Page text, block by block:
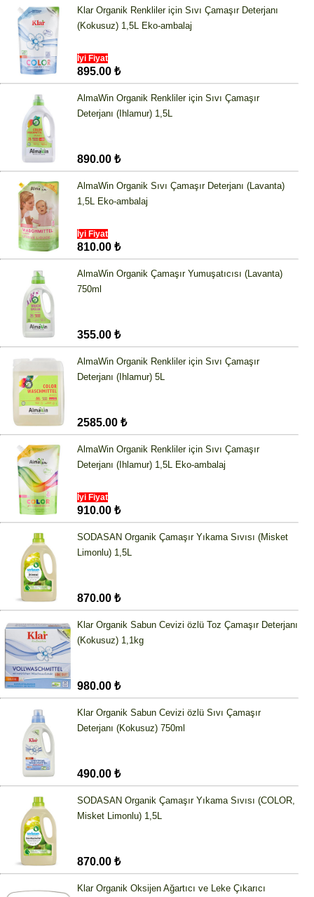
Klar Organik Renkliler için Sıvı Çamaşır Deterjanı
(Kokusuz) 1,5L Eko-ambalaj
İyi Fiyat
895.00 ₺
AlmaWin Organik Renkliler için Sıvı Çamaşır
Deterjanı (Ihlamur) 1,5L
890.00 ₺
AlmaWin Organik Sıvı Çamaşır Deterjanı (Lavanta)
1,5L Eko-ambalaj
İyi Fiyat
810.00 ₺
AlmaWin Organik Çamaşır Yumuşatıcısı (Lavanta)
750ml
355.00 ₺
AlmaWin Organik Renkliler için Sıvı Çamaşır
Deterjanı (Ihlamur) 5L
2585.00 ₺
AlmaWin Organik Renkliler için Sıvı Çamaşır
Deterjanı (Ihlamur) 1,5L Eko-ambalaj
İyi Fiyat
910.00 ₺
SODASAN Organik Çamaşır Yıkama Sıvısı (Misket
Limonlu) 1,5L
870.00 ₺
Klar Organik Sabun Cevizi özlü Toz Çamaşır Deterjanı
(Kokusuz) 1,1kg
980.00 ₺
Klar Organik Sabun Cevizi özlü Sıvı Çamaşır
Deterjanı (Kokusuz) 750ml
490.00 ₺
SODASAN Organik Çamaşır Yıkama Sıvısı (COLOR,
Misket Limonlu) 1,5L
870.00 ₺
Klar Organik Oksijen Ağartıcı ve Leke Çıkarıcı